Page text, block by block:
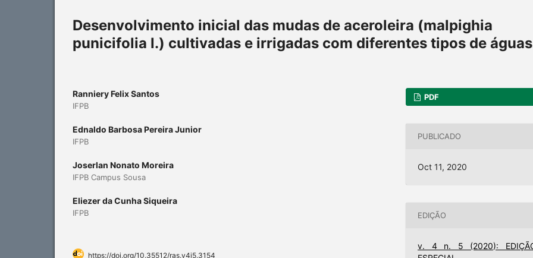
Desenvolvimento inicial das mudas de aceroleira (malpighia
punicifolia l.) cultivadas e irrigadas com diferentes tipos de
Ranniery Felix Santos
IFPB
Ednaldo Barbosa Pereira Junior
IFPB
Joserlan Nonato Moreira
IFPB Campus Sousa
Eliezer da Cunha Siqueira
IFPB
https://doi.org/10.35512/ras.v4i5.3154
PDF
PUBLICADO
Oct 11, 2020
EDIÇÃO
v. 4 n. 5 (2020):